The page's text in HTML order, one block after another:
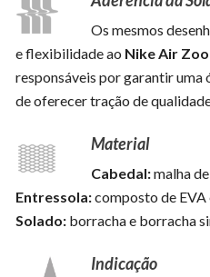
Os mesmos
e flexibilidade ao Nike Air
responsáveis por garantir uma
de oferecer tração de
Material
Cabedal:malha
Entressola:composto de EVA
Solado: borracha e borracha
Indicação